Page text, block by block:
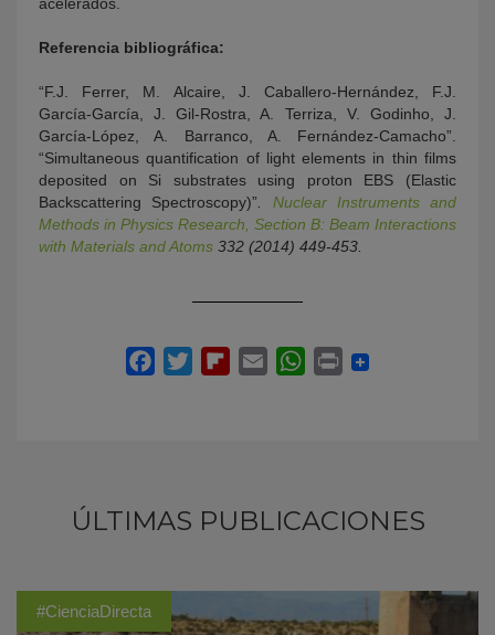
acelerados.
Referencia bibliográfica:
“F.J. Ferrer, M. Alcaire, J. Caballero-Hernández, F.J.
García-García, J. Gil-Rostra, A. Terriza, V. Godinho, J.
García-López, A. Barranco, A. Fernández-Camacho”.
“Simultaneous quantification of light elements in thin films
deposited on Si substrates using proton EBS (Elastic
Backscattering Spectroscopy)”. Nuclear Instruments and
Methods in Physics Research, Section B: Beam Interactions
with Materials and Atoms 332 (2014) 449-453.
ÚLTIMAS PUBLICACIONES
#CienciaDirecta